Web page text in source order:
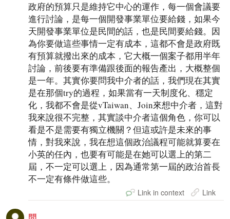
政府的預算只是維持它中心的運作，每一個會議要
進行討論，是每一個開發事業單位要給錢，如果今
天開發事業單位是民間的話，也是民間要給錢。因
為你要做這些事情一定有成本，這都不會是政府既
有預算就撥出來的成本，它大概一個案子都用半年
討論，前後要有準備跟後面的報告產出，大概整個
是一年。其實你要問我中介者的話，我們現在其實
是在那個try的過程，如果當有一天制度化、穩定
化，我都不會是從vTaiwan、Join來想中介者，這對
我來說很不完整，其實談中介者這個角色，你可以
看是不是需要有獨立機關？但這或許是未來的事
情，對我來說，我在想這個政治議程可能就算要在
小英的任內，也要有可能是在她可以選上的第二
屆，不一定可以選上，因為通常第一屆的政治首長
不一定有條件做這些。
Link in context Link